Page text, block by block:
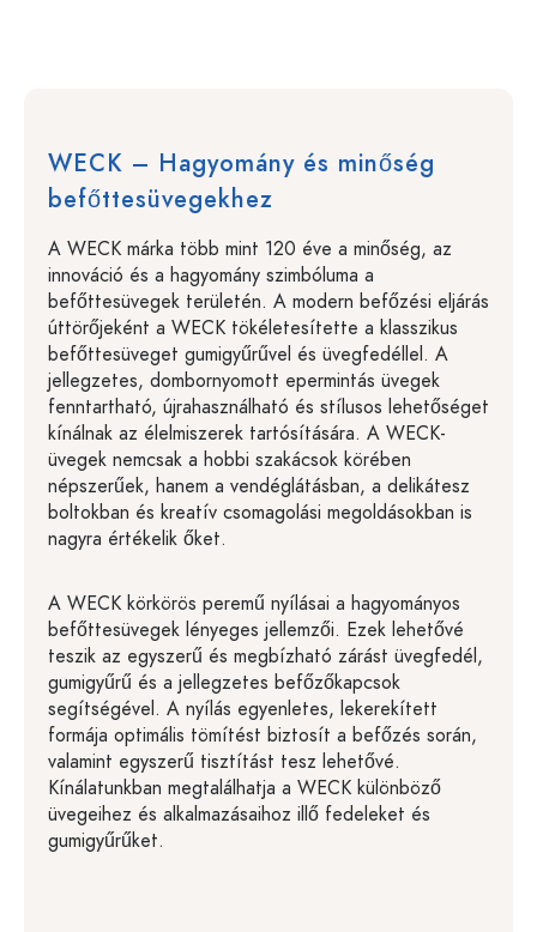
WECK – Hagyomány és minőség
befőttesüvegekhez
A WECK márka több mint 120 éve a minőség, az
innováció és a hagyomány szimbóluma a
befőttesüvegek területén. A modern befőzési eljárás
úttörőjeként a WECK tökéletesítette a klasszikus
befőttesüveget gumigyűrűvel és üvegfedéllel. A
jellegzetes, dombornyomott epermintás üvegek
fenntartható, újrahasználható és stílusos lehetőséget
kínálnak az élelmiszerek tartósítására. A WECK-
üvegek nemcsak a hobbi szakácsok körében
népszerűek, hanem a vendéglátásban, a delikátesz
boltokban és kreatív csomagolási megoldásokban is
nagyra értékelik őket.
A WECK körkörös peremű nyílásai a hagyományos
befőttesüvegek lényeges jellemzői. Ezek lehetővé
teszik az egyszerű és megbízható zárást üvegfedél,
gumigyűrű és a jellegzetes befőzőkapcsok
segítségével. A nyílás egyenletes, lekerekített
formája optimális tömítést biztosít a befőzés során,
valamint egyszerű tisztítást tesz lehetővé.
Kínálatunkban megtalálhatja a WECK különböző
üvegeihez és alkalmazásaihoz illő fedeleket és
gumigyűrűket.